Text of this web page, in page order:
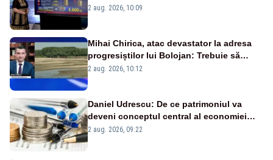
pierdute de fiecare român
2 aug. 2026, 10:09
Mihai Chirica, atac devastator la adresa
progresiștilor lui Bolojan: Trebuie să
protejăm și natura, dar nu șținem omaneii
2 aug. 2026, 10:12
Daniel Udrescu: De ce patrimoniul va
deveni conceptul central al economiei
viitoare?
2 aug. 2026, 09:22